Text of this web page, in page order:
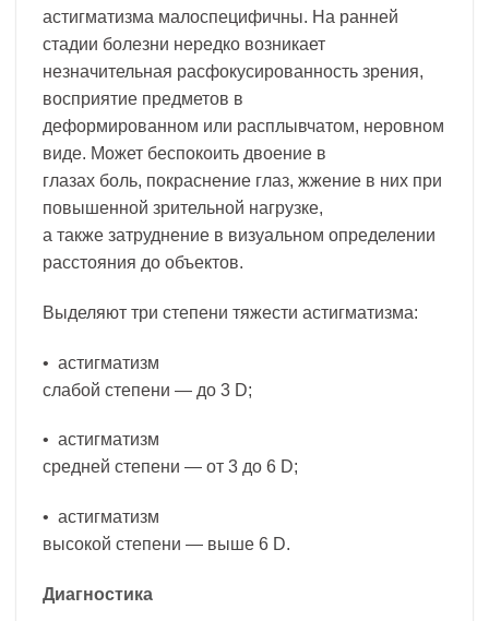
астигматизма малоспецифичны. На ранней
стадии болезни нередко возникает
незначительная расфокусированность зрения,
восприятие предметов в
деформированном или расплывчатом, неровном
виде. Может беспокоить двоение в
глазах боль, покраснение глаз, жжение в них при
повышенной зрительной нагрузке,
а также затруднение в визуальном определении
расстояния до объектов.
Выделяют три степени тяжести астигматизма:
• астигматизм
слабой степени — до 3 D;
• астигматизм
средней степени — от 3 до 6 D;
• астигматизм
высокой степени — выше 6 D.
Диагностика